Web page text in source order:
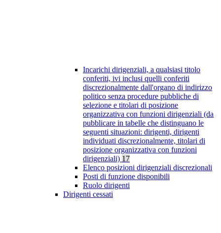
Incarichi dirigenziali, a qualsiasi titolo
conferiti, ivi inclusi quelli conferiti
discrezionalmente dall'organo di indirizzo
politico senza procedure pubbliche di
selezione e titolari di posizione
organizzativa con funzioni dirigenziali (da
pubblicare in tabelle che distinguano le
seguenti situazioni: dirigenti, dirigenti
individuati discrezionalmente, titolari di
posizione organizzativa con funzioni
dirigenziali) 17
Elenco posizioni dirigenziali discrezionali
Posti di funzione disponibili
Ruolo dirigenti
Dirigenti cessati